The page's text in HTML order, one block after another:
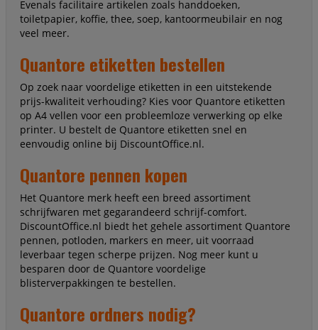
Evenals facilitaire artikelen zoals handdoeken,
toiletpapier, koffie, thee, soep, kantoormeubilair en nog
veel meer.
Quantore etiketten bestellen
Op zoek naar voordelige etiketten in een uitstekende
prijs-kwaliteit verhouding? Kies voor Quantore etiketten
op A4 vellen voor een probleemloze verwerking op elke
printer. U bestelt de Quantore etiketten snel en
eenvoudig online bij DiscountOffice.nl.
Quantore pennen kopen
Het Quantore merk heeft een breed assortiment
schrijfwaren met gegarandeerd schrijf-comfort.
DiscountOffice.nl biedt het gehele assortiment Quantore
pennen, potloden, markers en meer, uit voorraad
leverbaar tegen scherpe prijzen. Nog meer kunt u
besparen door de Quantore voordelige
blisterverpakkingen te bestellen.
Quantore ordners nodig?